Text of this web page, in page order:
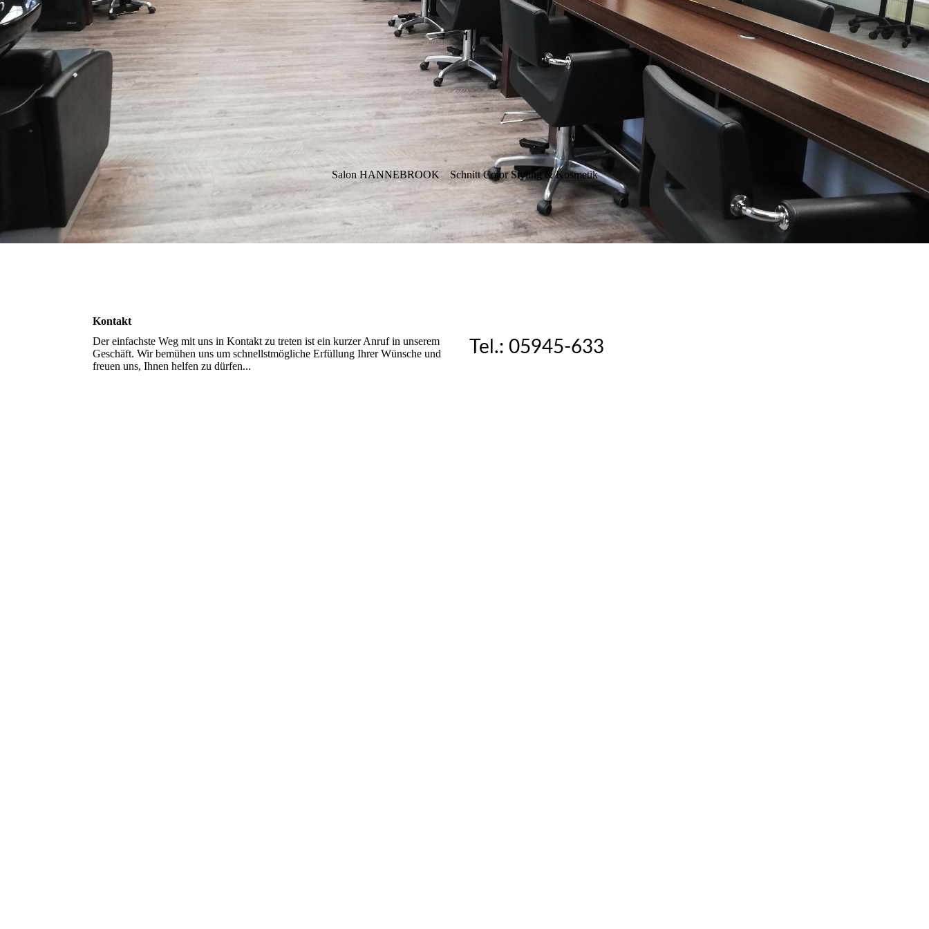
Salon HANNEBROOK Schnitt Color Styling & Kosmetik
Kontakt
Der einfachste Weg mit uns in Kontakt zu treten ist ein kurzer Anruf in unserem
Geschäft. Wir bemühen uns um schnellstmögliche Erfüllung Ihrer Wünsche und
freuen uns, Ihnen helfen zu dürfen...
Tel.: 05945-633